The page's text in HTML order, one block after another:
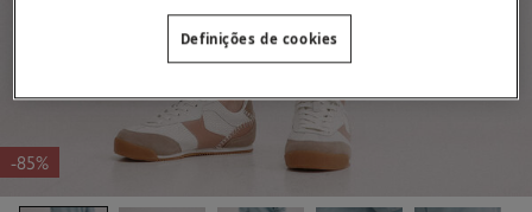
-85%
Definições de cookies